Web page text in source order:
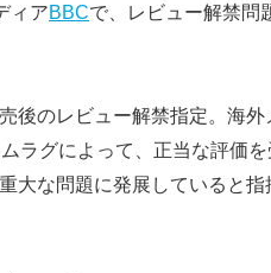
ィアBBCで、レビュー解禁問
後のレビュー解禁指定。海外
ラグによって、正当な評価
大な問題に発展していると指